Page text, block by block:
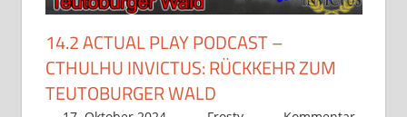
14.2 ACTUAL PLAY PODCAST –
CTHULHU INVICTUS: RÜCKKEHR ZUM
TEUTOBURGER WALD